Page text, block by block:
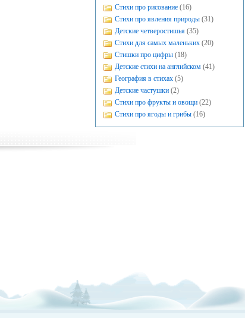
Стихи про рисование (16)
Стихи про явления природы (31)
Детские четверостишья (35)
Стихи для самых маленьких (20)
Стишки про цифры (18)
Детские стихи на английском (41)
География в стихах (5)
Детские частушки (2)
Стихи про фрукты и овощи (22)
Стихи про ягоды и грибы (16)